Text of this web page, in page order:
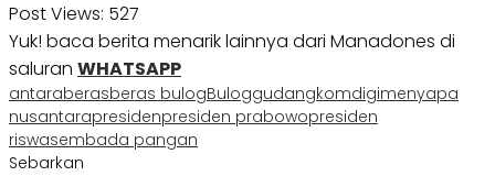
Post Views: 527
Yuk! baca berita menarik lainnya dari Manadones di
saluran WHATSAPP
antaraberasberas bulogBuloggudangkomdigimenyapa
nusantarapresidenpresiden prabowopresiden
riswasembada pangan
Sebarkan